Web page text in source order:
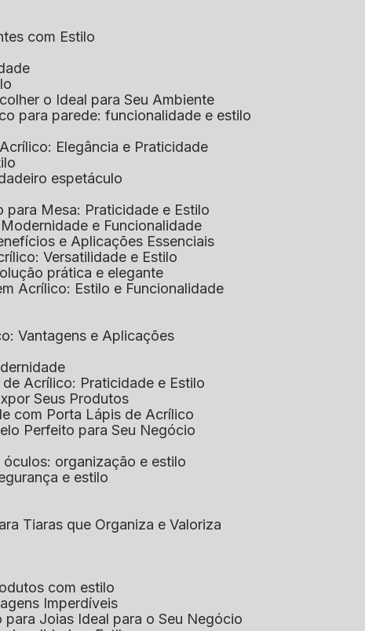
com Estilo
o Ideal para Seu Ambiente
para parede: funcionalidade e estilo
Acrílico: Elegância e Praticidade
espetáculo
para Mesa: Praticidade e Estilo
e Funcionalidade
e Aplicações Essenciais
Versatilidade e Estilo
prática e elegante
Acrílico: Estilo e Funcionalidade
Vantagens e Aplicações
de Acrílico: Praticidade e Estilo
Seus Produtos
com Porta Lápis de Acrílico
Perfeito para Seu Negócio
óculos: organização e estilo
e estilo
Tiaras que Organiza e Valoriza
com estilo
Imperdíveis
para Joias Ideal para o Seu Negócio